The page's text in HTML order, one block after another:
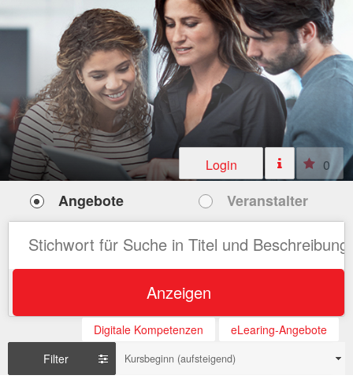
Login 0
Angebote Veranstalter
Anzeigen
Digitale Kompetenzen
eLearing-Angebote
Filter
Kursbeginn (aufsteigend)